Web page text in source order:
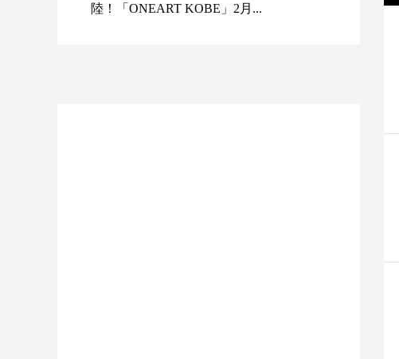
陸！「ONEART KOBE」2月...